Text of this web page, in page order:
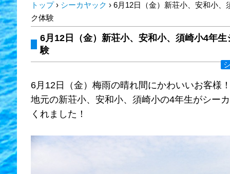
トップ › シーカヤック › 6月12日（金）新荘小、安和小、
ク体験
6月12日（金）新荘小、安和小、須崎小4年
験
6月12日（金）梅雨の晴れ間にかわいいお客様
地元の新荘小、安和小、須崎小の4年生がシー
くれました！